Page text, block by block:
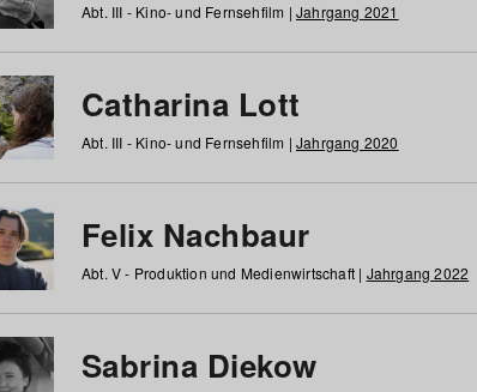
Abt. III - Kino- und Fernsehfilm | Jahrgang 2021
Catharina Lott
Abt. III - Kino- und Fernsehfilm | Jahrgang 2020
Felix Nachbaur
Abt. V - Produktion und Medienwirtschaft | Jahrgang 2022
Sabrina Diekow